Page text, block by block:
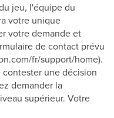
jeu, l'équipe du
votre unique
votre demande et
de contact prévu
fr/support/home).
contester une décision
demander la
supérieur. Votre